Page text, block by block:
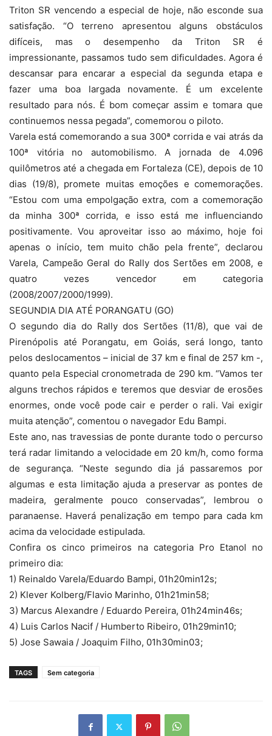
Triton SR vencendo a especial de hoje, não esconde sua
satisfação. “O terreno apresentou alguns obstáculos
difíceis, mas o desempenho da Triton SR é
impressionante, passamos tudo sem dificuldades. Agora é
descansar para encarar a especial da segunda etapa e
fazer uma boa largada novamente. É um excelente
resultado para nós. É bom começar assim e tomara que
continuemos nessa pegada”, comemorou o piloto.
Varela está comemorando a sua 300ª corrida e vai atrás da
100ª vitória no automobilismo. A jornada de 4.096
quilômetros até a chegada em Fortaleza (CE), depois de 10
dias (19/8), promete muitas emoções e comemorações.
“Estou com uma empolgação extra, com a comemoração
da minha 300ª corrida, e isso está me influenciando
positivamente. Vou aproveitar isso ao máximo, hoje foi
apenas o início, tem muito chão pela frente”, declarou
Varela, Campeão Geral do Rally dos Sertões em 2008, e
quatro vezes vencedor em categoria
(2008/2007/2000/1999).
SEGUNDIA DIA ATÉ PORANGATU (GO)
O segundo dia do Rally dos Sertões (11/8), que vai de
Pirenópolis até Porangatu, em Goiás, será longo, tanto
pelos deslocamentos – inicial de 37 km e final de 257 km -,
quanto pela Especial cronometrada de 290 km. “Vamos ter
alguns trechos rápidos e teremos que desviar de erosões
enormes, onde você pode cair e perder o rali. Vai exigir
muita atenção”, comentou o navegador Edu Bampi.
Este ano, nas travessias de ponte durante todo o percurso
terá radar limitando a velocidade em 20 km/h, como forma
de segurança. “Neste segundo dia já passaremos por
algumas e esta limitação ajuda a preservar as pontes de
madeira, geralmente pouco conservadas”, lembrou o
paranaense. Haverá penalização em tempo para cada km
acima da velocidade estipulada.
Confira os cinco primeiros na categoria Pro Etanol no
primeiro dia:
1) Reinaldo Varela/Eduardo Bampi, 01h20min12s;
2) Klever Kolberg/Flavio Marinho, 01h21min58;
3) Marcus Alexandre / Eduardo Pereira, 01h24min46s;
4) Luis Carlos Nacif / Humberto Ribeiro, 01h29min10;
5) Jose Sawaia / Joaquim Filho, 01h30min03;
TAGS Sem categoria